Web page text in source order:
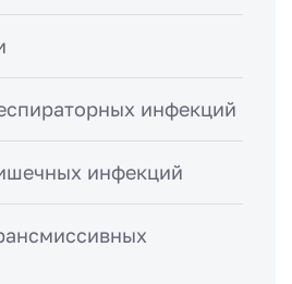
инфекций
инфекций